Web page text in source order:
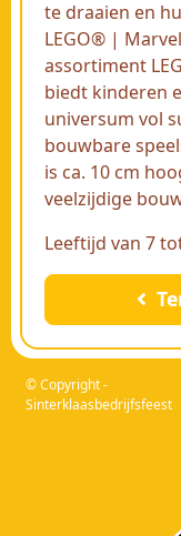
te draaien en
LEGO® |
assortiment
biedt kinderen
universum vol
bouwbare
is ca. 10 cm
veelzijdige
Leeftijd van 7
© Copyright -
Sinterklaasbedrijfsfeest